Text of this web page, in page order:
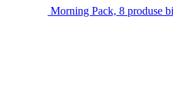
Morning Pack, 8 produse